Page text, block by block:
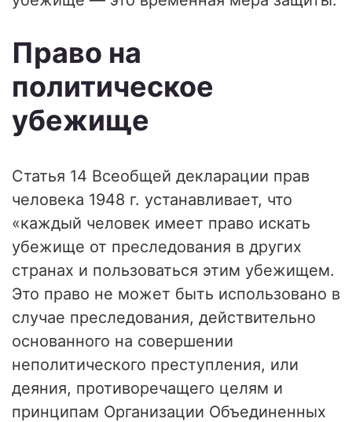
Право на
политическое
убежище
Статья 14 Всеобщей декларации прав
человека 1948 г. устанавливает, что
«каждый человек имеет право искать
убежище от преследования в других
странах и пользоваться этим убежищем.
Это право не может быть использовано в
случае преследования, действительно
основанного на совершении
неполитического преступления, или
деяния, противоречащего целям и
принципам Организации Объединенных